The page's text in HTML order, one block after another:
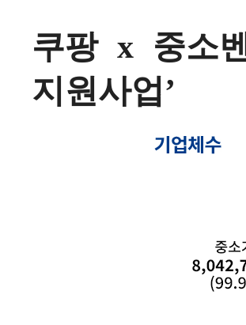
쿠팡 x 중소
지원사업’